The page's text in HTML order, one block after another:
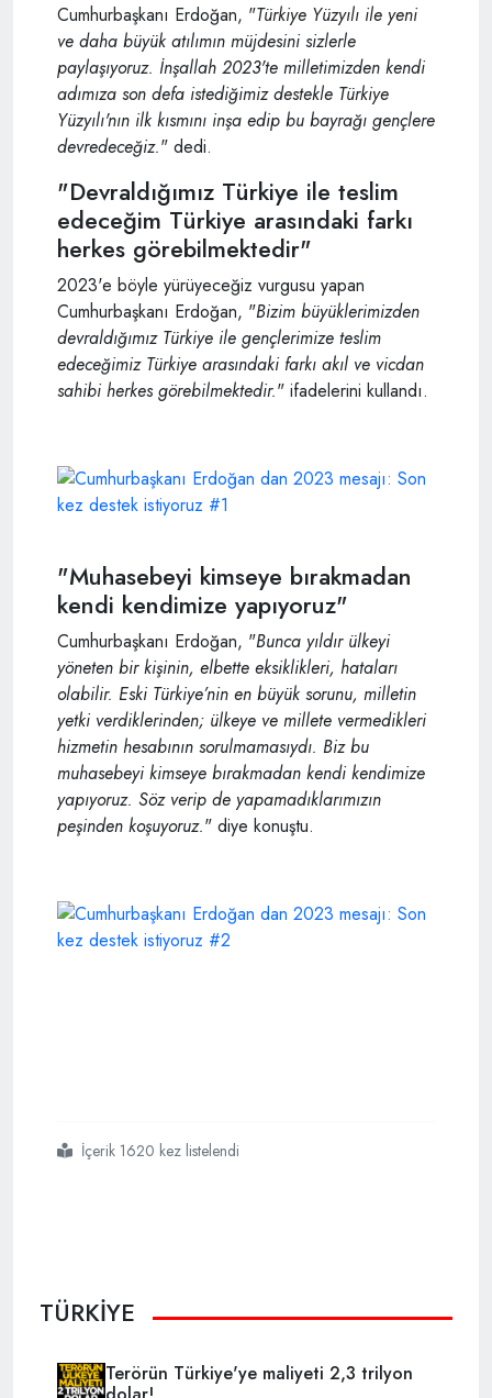
Cumhurbaşkanı Erdoğan, "Türkiye Yüzyılı ile yeni
ve daha büyük atılımın müjdesini sizlerle
paylaşıyoruz. İnşallah 2023'te milletimizden kendi
adımıza son defa istediğimiz destekle Türkiye
Yüzyılı'nın ilk kısmını inşa edip bu bayrağı gençlere
devredeceğiz." dedi.
"Devraldığımız Türkiye ile teslim
edeceğim Türkiye arasındaki farkı
herkes görebilmektedir"
2023'e böyle yürüyeceğiz vurgusu yapan
Cumhurbaşkanı Erdoğan, "Bizim büyüklerimizden
devraldığımız Türkiye ile gençlerimize teslim
edeceğimiz Türkiye arasındaki farkı akıl ve vicdan
sahibi herkes görebilmektedir." ifadelerini kullandı.
"Muhasebeyi kimseye bırakmadan
kendi kendimize yapıyoruz"
Cumhurbaşkanı Erdoğan, "Bunca yıldır ülkeyi
yöneten bir kişinin, elbette eksiklikleri, hataları
olabilir. Eski Türkiye’nin en büyük sorunu, milletin
yetki verdiklerinden; ülkeye ve millete vermedikleri
hizmetin hesabının sorulmamasıydı. Biz bu
muhasebeyi kimseye bırakmadan kendi kendimize
yapıyoruz. Söz verip de yapamadıklarımızın
peşinden koşuyoruz." diye konuştu.
#cumhurbaşkanı
#erdoğan
#2023de
#son
#kez
#adayımİçerik 1620 kez listelendi
TÜRKİYE
Terörün Türkiye'ye maliyeti 2,3 trilyon